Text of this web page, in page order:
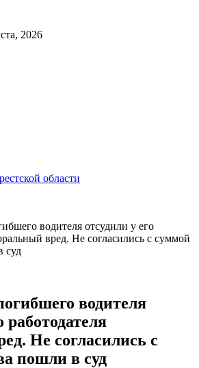
2026
области
водителя отсудили у его
вред. Не согласились с суммой
суд
водителя
работодателя
Не согласились с
пошли в суд